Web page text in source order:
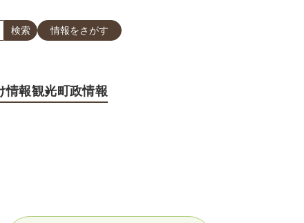
情報をさがす
情報観光町政情報